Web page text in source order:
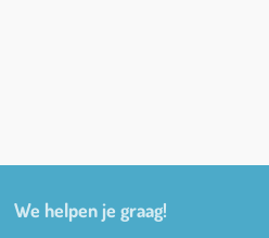
We helpen je graag!